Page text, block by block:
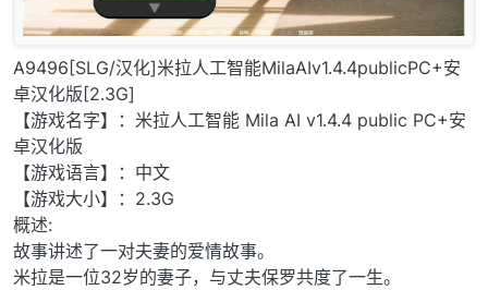
A9496[SLG/汉化]米拉人工智能MilaAIv1.4.4publicPC+安
卓汉化版[2.3G]
【游戏名字】：米拉人工智能 Mila AI v1.4.4 public PC+安
卓汉化版
【游戏语言】：中文
【游戏大小】：2.3G
概述:
故事讲述了一对夫妻的爱情故事。
米拉是一位32岁的妻子，与丈夫保罗共度了一生。